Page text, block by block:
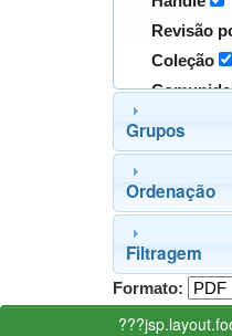
Revisão
Coleção
Grupos
Ordenação
Filtragem
Formato: